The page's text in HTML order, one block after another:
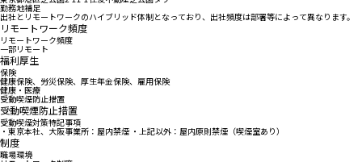
勤務地補足
出社とリモートワークのハイブリッド体制となっており、出社頻度は部署等によって異なります。
リモートワーク頻度
リモートワーク頻度
一部リモート
福利厚生
保険
健康保険、労災保険、厚生年金保険、雇用保険
健康・医療
受動喫煙防止措置
受動喫煙防止措置
受動喫煙対策特記事項
・東京本社、大阪事業所：屋内禁煙 ・上記以外：屋内原則禁煙（喫煙室あり）
制度
職場環境